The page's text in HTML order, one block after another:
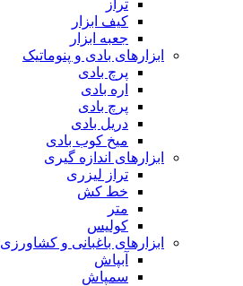
تراز
کیف ابزار
جعبه ابزار
ابزارهای بادی و پنوماتیک
پرچ بادی
اره بادی
پرچ بادی
دریل بادی
میخ کوب بادی
ابزارهای اندازه گیری
تراز لیزری
خط کش
متر
کولیس
ابزارهای باغبانی و کشاورزی
آبپاش
سمپاش